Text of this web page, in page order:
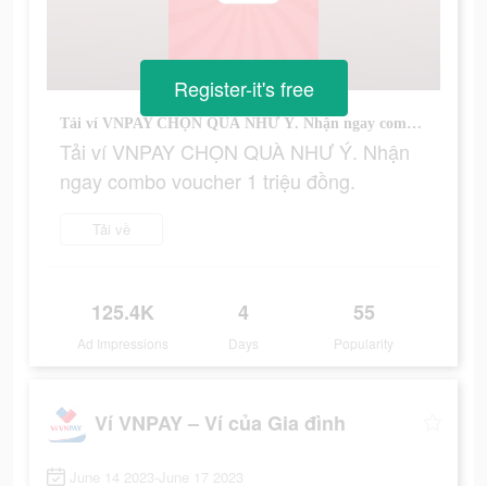
Tải ví VNPAY CHỌN QUÀ NHƯ Ý. Nhận ngay combo voucher 1 triệu đồng.
Tải ví VNPAY CHỌN QUÀ NHƯ Ý. Nhận
ngay combo voucher 1 triệu đồng.
Tải về
125.4K
Ad Impressions
4
Days
55
Popularity
Register-it's free
Ví VNPAY – Ví của Gia đình
June 14 2023-June 17 2023